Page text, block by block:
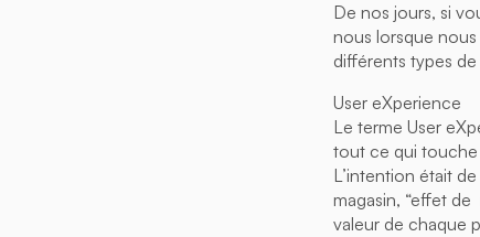
De nos jours, si
nous lorsque nous
différents types
User eXperience
Le terme User
tout ce qui
L’intention était
magasin, “effet de
valeur de chaque